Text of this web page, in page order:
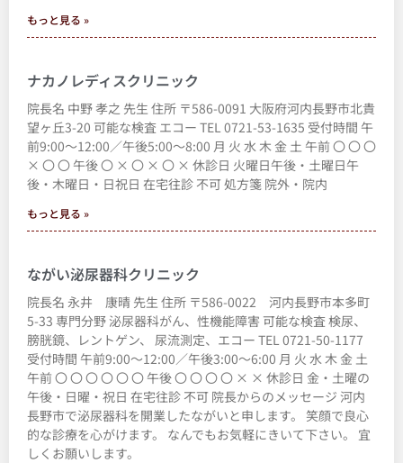
もっと見る »
ナカノレディスクリニック
院長名 中野 孝之 先生 住所 〒586-0091 大阪府河内長野市北貴
望ヶ丘3-20 可能な検査 エコー TEL 0721-53-1635 受付時間 午
前9:00～12:00／午後5:00～8:00 月 火 水 木 金 土 午前 〇 〇 〇
× 〇 〇 午後 〇 × 〇 × 〇 × 休診日 火曜日午後・土曜日午
後・木曜日・日祝日 在宅往診 不可 処方箋 院外・院内
もっと見る »
ながい泌尿器科クリニック
院長名 永井 康晴 先生 住所 〒586-0022 河内長野市本多町
5-33 専門分野 泌尿器科がん、性機能障害 可能な検査 検尿、
膀胱鏡、レントゲン、 尿流測定、エコー TEL 0721-50-1177
受付時間 午前9:00～12:00／午後3:00～6:00 月 火 水 木 金 土
午前 〇 〇 〇 〇 〇 〇 午後 〇 〇 〇 〇 × × 休診日 金・土曜の
午後・日曜・祝日 在宅往診 不可 院長からのメッセージ 河内
長野市で泌尿器科を開業したながいと申します。 笑顔で良心
的な診療を心がけます。 なんでもお気軽にきいて下さい。 宜
しくお願いします。